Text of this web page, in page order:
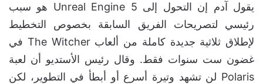
يقول آدم إن التحول إلى Unreal Engine 5 هو سبب
رئيسي لتصريحات الفريق السابقة بخصوص التخطيط
لإطلاق ثلاثية جديدة كاملة من ألعاب The Witcher في
غضون ست سنوات فقط. وقال رئيس الأستديو أن لعبة
Polaris لن تشهد وتيرة أسرع أو أبطأ في التطوير، لكن